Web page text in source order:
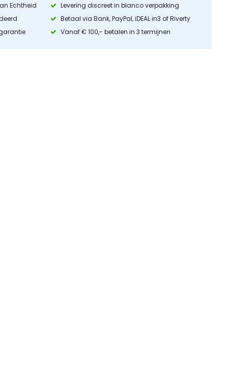
Echtheid
Levering discreet in blanco verpakking
Betaal via Bank, PayPal, iDEAL in3 of Riverty
Vanaf € 100,- betalen in 3 termijnen